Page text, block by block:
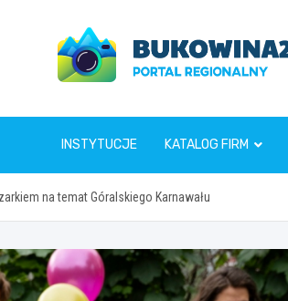
INSTYTUCJE KATALOG FIRM
na temat Góralskiego Karnawału